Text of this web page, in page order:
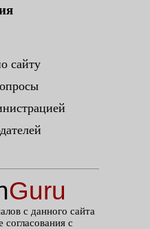
сайту
Guru
с данного сайта
согласования с